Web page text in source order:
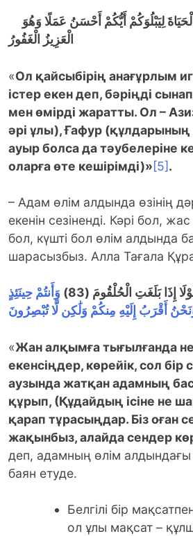
لِيَبْلُوَكُمْ أَيُّكُمْ أَحْسَنُ عَمَلًا وَهُوَ
الْعَزِيزُ الْغَفُورُ
«Ол қайсыбірің анағұрлым
істер екен деп, бәріңді
мен өмірді жаратты. Ол –
әрі ұлы), Ғафур
ауыр болса да тәубелеріне
оларға өте кешірімді)»[5].
– Адам өлім алдында өзінің
екенін сезіненді. Кәрі бол,
бол, күшті бол өлім алдында
шарасызбыз. Алла Тағала
إِذَا بَلَغَتِ الْحُلْقُومَ (83 ) وَأَنتُمْ حِينَئِذٍ
أَقْرَبُ إِلَيْهِ مِنكُمْ وَلَٰكِن لَّا تُبْصِرُونَ
«Жан алқымға тығылғанда не
екенсіңдер, көрейік, сол бір
аузында жатқан адамның
құрып, (Құдайдың ісіне не
қарап тұрасыңдар. Біз оған
жақынбыз, алайда сендер
деп, адамның өлім
баян етуде.
Белгілі бір
ол ұлы мақсат –